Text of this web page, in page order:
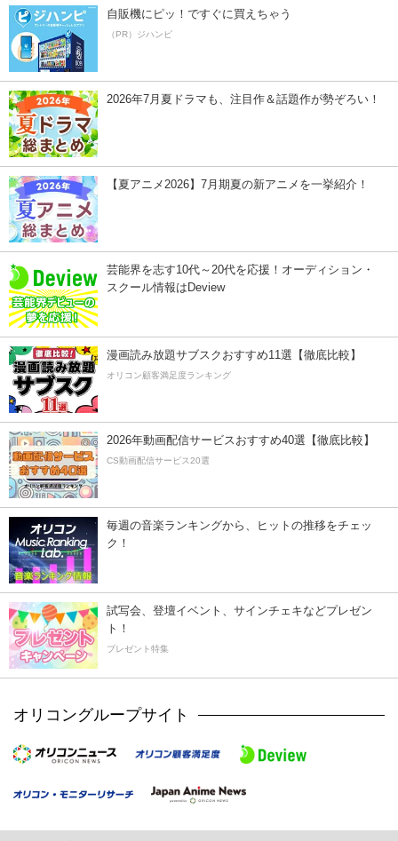
自販機にピッ！ですぐに買えちゃう
（PR）ジハンピ
2026年7月夏ドラマも、注目作＆話題作が勢ぞろい！
【夏アニメ2026】7月期夏の新アニメを一挙紹介！
芸能界を志す10代～20代を応援！オーディション・
スクール情報はDeview
漫画読み放題サブスクおすすめ11選【徹底比較】
オリコン顧客満足度ランキング
2026年動画配信サービスおすすめ40選【徹底比較】
CS動画配信サービス20選
毎週の音楽ランキングから、ヒットの推移をチェッ
ク！
試写会、登壇イベント、サインチェキなどプレゼン
ト！
プレゼント特集
オリコングループサイト